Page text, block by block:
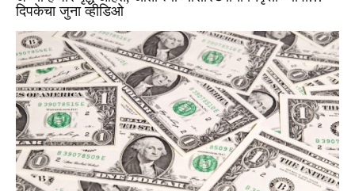
दिपकेचा जुना व्हीडिओ